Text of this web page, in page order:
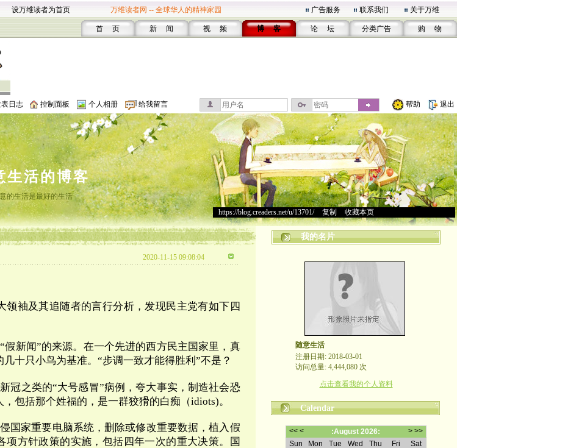
设万维读者为首页 万维读者网 -- 全球华人的精神家园 广告服务 联系我们 关于万维
首 页 新 闻 视 频 博 客 论 坛 分类广告 购 物
日志 控制面板 个人相册 给我留言 帮助 退出
生活的博客
的生活是最好的生活
https://blog.creaders.net/u/13701/> 复制 收藏本页
2020-11-15 09:08:04
领袖及其追随者的言行分析，发现民主党有如下四
“假新闻”的来源。在一个先进的西方民主国家里，真
十只小鸟为基准。“步调一致才能得胜利”不是？
冠之类的“大号感冒”病例，夸大事实，制造社会恐
包括那个姓福的，是一群狡猾的白痴（idiots)。
国家重要电脑系统，删除或修改重要数据，植入假
项方针政策的实施，包括四年一次的重大决策。国
我的名片
随意生活
注册日期: 2018-03-01
访问总量: 4,444,080 次
点击查看我的个人资料
Calendar